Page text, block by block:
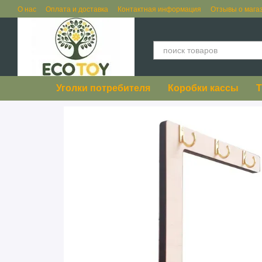
Перейти к основному контенту
О нас Оплата и доставка Контактная информация Отзывы о
Уголки потребителя Коробки кассы